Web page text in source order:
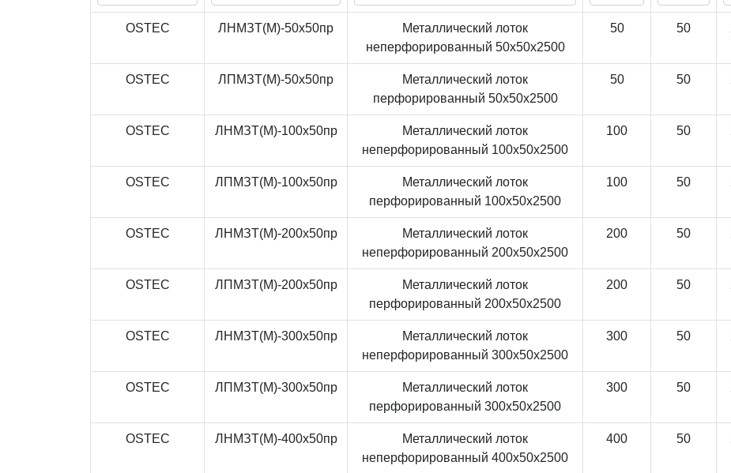
OSTEC ЛНМЗТ(М)-50x50пр
Металлический лоток
неперфорированный 50x50x2500
50 50
OSTEC ЛПМЗТ(М)-50x50пр
Металлический лоток
перфорированный 50x50x2500
50 50
OSTEC ЛНМЗТ(М)-100x50пр
Металлический лоток
неперфорированный 100x50x2500
100 50
OSTEC ЛПМЗТ(М)-100x50пр
Металлический лоток
перфорированный 100x50x2500
100 50
OSTEC ЛНМЗТ(М)-200x50пр
Металлический лоток
неперфорированный 200x50x2500
200 50
OSTEC ЛПМЗТ(М)-200x50пр
Металлический лоток
перфорированный 200x50x2500
200 50
OSTEC ЛНМЗТ(М)-300x50пр
Металлический лоток
неперфорированный 300x50x2500
300 50
OSTEC ЛПМЗТ(М)-300x50пр
Металлический лоток
перфорированный 300x50x2500
300 50
OSTEC ЛНМЗТ(М)-400x50пр
Металлический лоток
неперфорированный 400x50x2500
400 50